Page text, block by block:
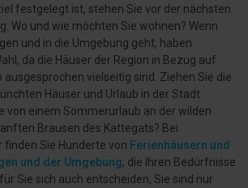
festgelegt ist, stehen Sie vor der nächsten
Wo und wie möchten Sie wohnen? Wenn
und in die Umgebung geht, haben
da die Häuser der Region in Bezug auf
ausgesprochen vielseitig sind. Ziehen Sie die
Häuser und Urlaub in der Stadt
von einem Sommerurlaub an der wilden
Brausen des Kattegats? Bei
Sie Hunderte von Ferienhäusern und
und der Umgebung, die Ihren Bedürfnisse
Sie sich auch entscheiden, Sie sind nur